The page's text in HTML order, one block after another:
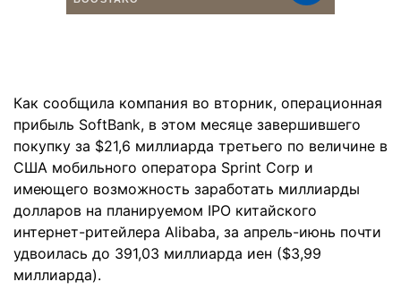
Как сообщила компания во вторник, операционная
прибыль SoftBank, в этом месяце завершившего
покупку за $21,6 миллиарда третьего по величине в
США мобильного оператора Sprint Corp и
имеющего возможность заработать миллиарды
долларов на планируемом IPO китайского
интернет-ритейлера Alibaba, за апрель-июнь почти
удвоилась до 391,03 миллиарда иен ($3,99
миллиарда).